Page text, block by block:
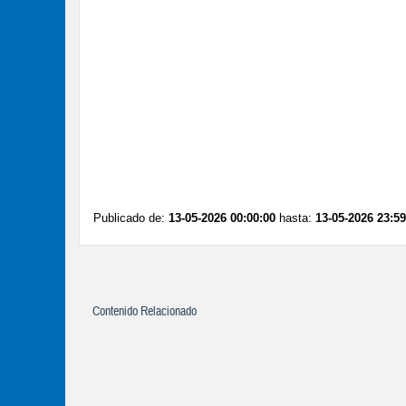
Publicado de: 13-05-2026 00:00:00 hasta: 13-05-2026
Contenido Relacionado